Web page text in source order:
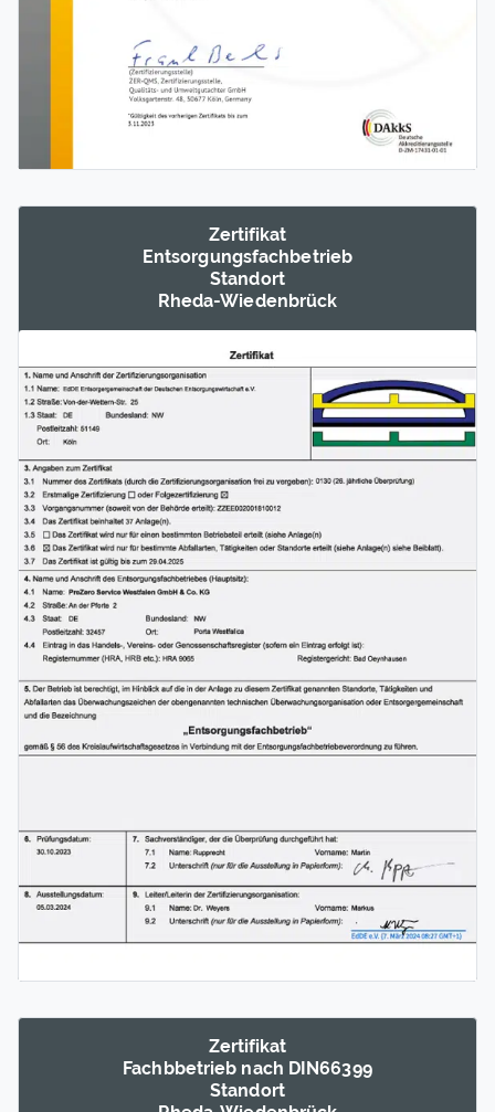
Zertifikat
Entsorgungs­fachbetrieb
Standort
Rheda-Wieden­brück
Zertifikat
Fachb­betrieb nach DIN66399
Standort